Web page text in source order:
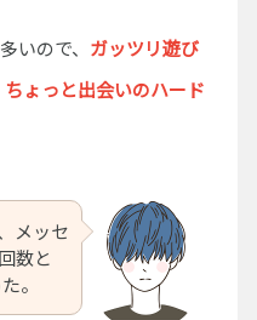
いので、 ガッツリ遊び
ょっと出会いのハード
メッセ
数と
。